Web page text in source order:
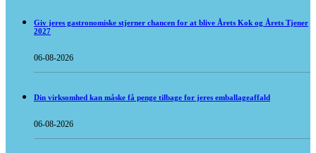
Giv jeres gastronomiske stjerner chancen for at blive Årets Kok og Årets Tjener
2027
06-08-2026
Din virksomhed kan måske få penge tilbage for jeres emballageaffald
06-08-2026